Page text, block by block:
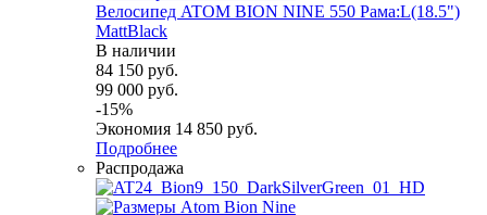
Велосипед ATOM BION NINE 550 Рама:L(18.5")
MattBlack
В наличии
84 150 руб.
99 000 руб.
-15%
Экономия 14 850 руб.
Подробнее
Распродажа